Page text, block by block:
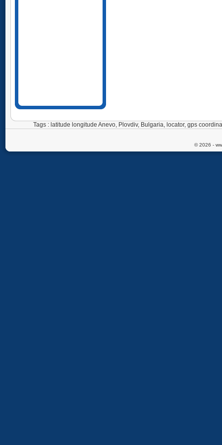
Tags : latitude longitude Anevo, Plovdiv, Bulgaria, locator, gps
© 2026 -